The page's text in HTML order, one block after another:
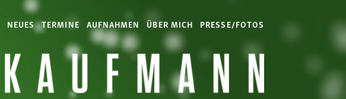
NEUES TERMINE AUFNAHMEN ÜBER MICH PRESSE/FOTOS